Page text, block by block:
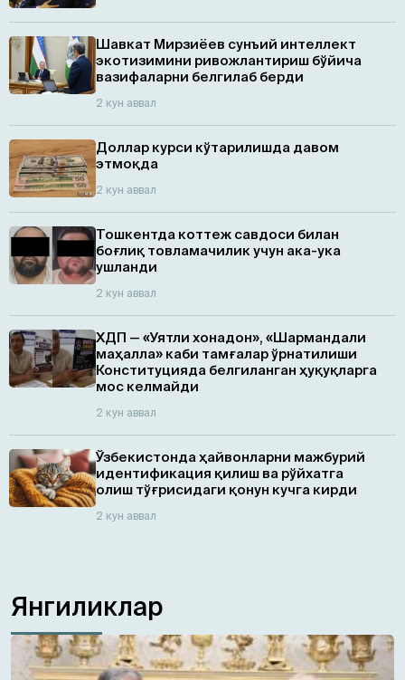
Шавкат Мирзиёев сунъий интеллект
экотизимини ривожлантириш бўйича
вазифаларни белгилаб берди
2 кун аввал
Доллар курси кўтарилишда давом
этмоқда
2 кун аввал
Тошкентда коттеж савдоси билан
боғлиқ товламачилик учун ака-ука
ушланди
2 кун аввал
ХДП — «Уятли хонадон», «Шармандали
маҳалла» каби тамғалар ўрнатилиши
Конституцияда белгиланган ҳуқуқларга
мос келмайди
2 кун аввал
Ўзбекистонда ҳайвонларни мажбурий
идентификация қилиш ва рўйхатга
олиш тўғрисидаги қонун кучга кирди
2 кун аввал
Янгиликлар